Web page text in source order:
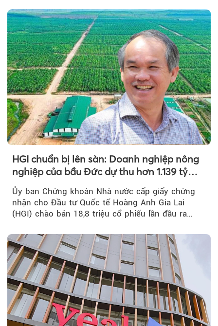
HGI chuẩn bị lên sàn: Doanh nghiệp nông
nghiệp của bầu Đức dự thu hơn 1.139 tỷ
đồng
Ủy ban Chứng khoán Nhà nước cấp giấy chứng
nhận cho Đầu tư Quốc tế Hoàng Anh Gia Lai
(HGI) chào bán 18,8 triệu cổ phiếu lần đầu ra